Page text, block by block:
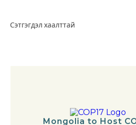
Сэтгэгдэл хаалттай